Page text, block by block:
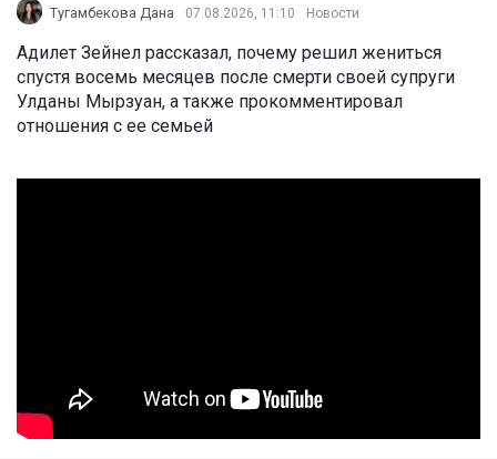
Тугамбекова Дана 07.08.2026, 11:10 Новости
Адилет Зейнел рассказал, почему решил жениться
спустя восемь месяцев после смерти своей супруги
Улданы Мырзуан, а также прокомментировал
отношения с ее семьей